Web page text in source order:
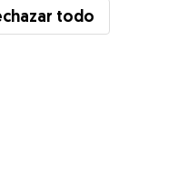
Gudog? Ver más
todo